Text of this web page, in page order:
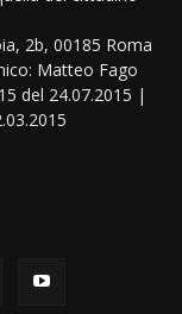
2b, 00185 Roma
Matteo Fago
del 24.07.2015 |